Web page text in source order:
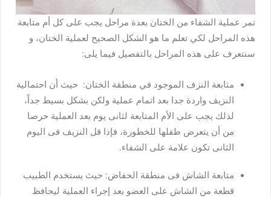
تمر عملية الشفاء من الختان بعدة مراحل يجب على كل أم متابعة
هذه المراحل لكي تعلم ما هو الشكل الصحيح لعملية الختان، و
سنتعرف على هذه المراحل بالتفصيل فيما يلى:
متابعة النزف الموجود في منطقة الختان: حيث أن احتمالية
النزيف واردة جدا بعد اتمام عملية ولكن بشكل بسيط جداً،
لذلك يجب على الأم المتابعة لثانى يوم بعد العملية حرصا
من أن يتعرض طفلها للخطورة، فإذا قل النزيف فى اليوم
الثانى تكون علامة على الشفاء.
متابعة الشاش فى منطقة الحفاض: حيث يستخدم الطبيب
قطعة من الشاش على العضو بعد إجراء العملية ليحافظ